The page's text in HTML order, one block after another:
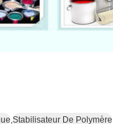
,Stabilisateur De Polymère